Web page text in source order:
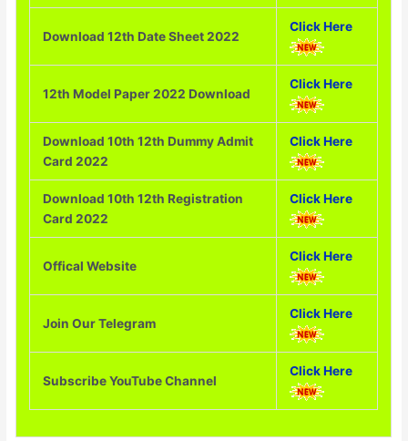
Download 12th Date Sheet 2022
Click Here
12th Model Paper 2022 Download
Click Here
Download 10th 12th Dummy Admit
Card 2022
Click Here
Download 10th 12th Registration
Card 2022
Click Here
Offical Website
Click Here
Join Our Telegram
Click Here
Subscribe YouTube Channel
Click Here